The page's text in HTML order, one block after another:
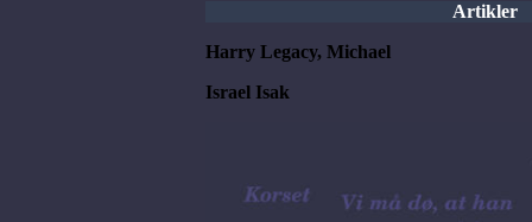
Artikler
Harry Legacy, Michael
Israel Isak